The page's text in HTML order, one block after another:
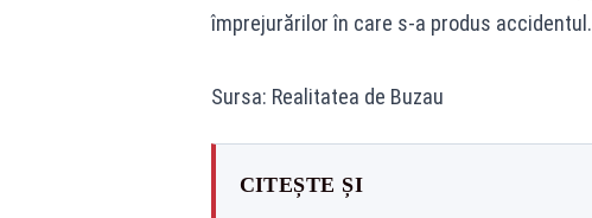
împrejurărilor în care s-a produs accidentul.
Sursa: Realitatea de Buzau
CITEȘTE ȘI